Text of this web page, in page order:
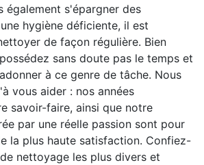
également s'épargner des
hygiène déficiente, il est
de façon régulière. Bien
sans doute pas le temps et
à ce genre de tâche. Nous
vous aider : nos années
savoir-faire, ainsi que notre
par une réelle passion sont pour
la plus haute satisfaction. Confiez-
nettoyage les plus divers et